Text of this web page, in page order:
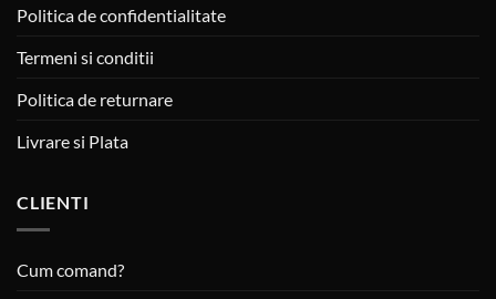
Politica de confidentialitate
Termeni si conditii
Politica de returnare
Livrare si Plata
CLIENTI
Cum comand?